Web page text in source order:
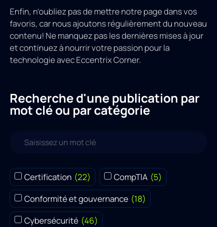
Enfin, n’oubliez pas de mettre notre page dans vos
favoris, car nous ajoutons régulièrement du nouveau
contenu! Ne manquez pas les dernières mises à jour
et continuez à nourrir votre passion pour la
technologie avec Eccentrix Corner.
Recherche d'une publication par
mot clé ou par catégorie
Certification (22) CompTIA (5)
Conformité et gouvernance (18)
Cybersécurité (46)